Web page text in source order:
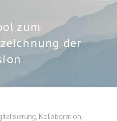
zum
der
Kollaboration